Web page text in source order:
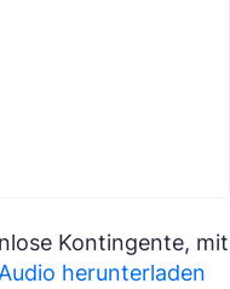
Kontingente, mit
herunterladen